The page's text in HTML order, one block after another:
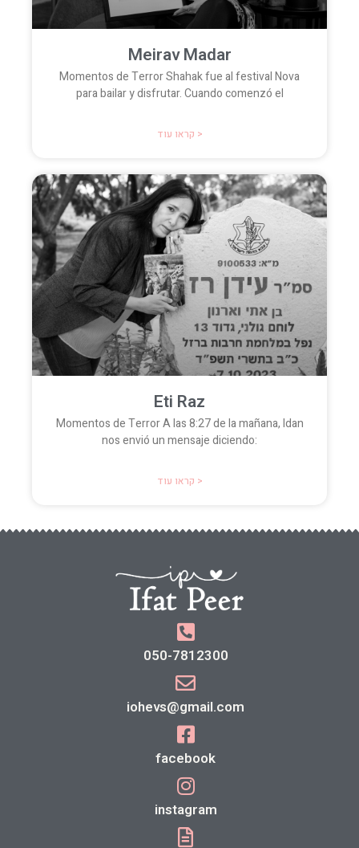
Meirav Madar
Momentos de Terror Shahak fue al festival Nova
para bailar y disfrutar. Cuando comenzó el
קראו עוד >
Eti Raz
Momentos de Terror A las 8:27 de la mañana, Idan
nos envió un mensaje diciendo:
קראו עוד >
050-7812300
iohevs@gmail.com
facebook
instagram